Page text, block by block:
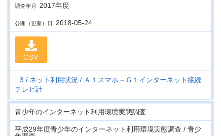
調査年月 2017年度
公開（更新）日 2018-05-24
CSV
3 ネット利用状況
Ａ１スマホ～Ｇ１インターネット接続
テレビ計
青少年のインターネット利用環境実態調査
平成29年度青少年のインターネット利用環境実態調査 / 青少